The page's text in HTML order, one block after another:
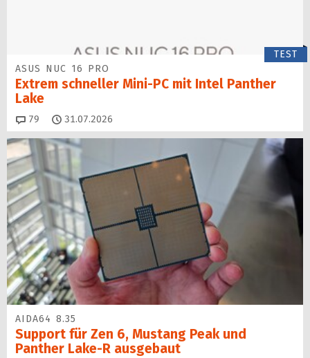
TEST
ASUS NUC 16 PRO
Extrem schneller Mini-PC mit Intel Panther
Lake
79 Kommentare
31.07.2026
AIDA64 8.35
Support für Zen 6, Mustang Peak und
Panther Lake-R ausgebaut